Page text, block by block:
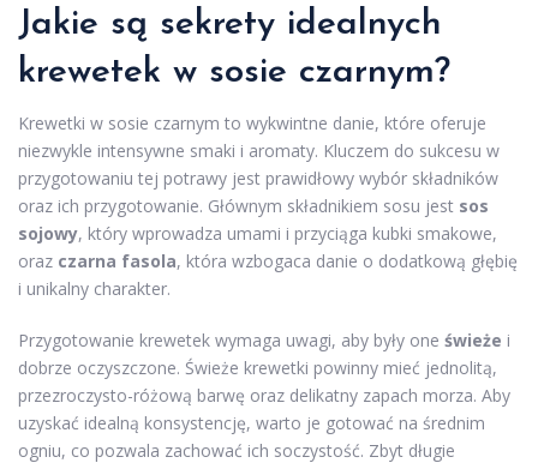
Jakie są sekrety idealnych
krewetek w sosie czarnym?
Krewetki w sosie czarnym to wykwintne danie, które oferuje
niezwykle intensywne smaki i aromaty. Kluczem do sukcesu w
przygotowaniu tej potrawy jest prawidłowy wybór składników
oraz ich przygotowanie. Głównym składnikiem sosu jest sos
sojowy, który wprowadza umami i przyciąga kubki smakowe,
oraz czarna fasola, która wzbogaca danie o dodatkową głębię
i unikalny charakter.
Przygotowanie krewetek wymaga uwagi, aby były one świeże i
dobrze oczyszczone. Świeże krewetki powinny mieć jednolitą,
przezroczysto-różową barwę oraz delikatny zapach morza. Aby
uzyskać idealną konsystencję, warto je gotować na średnim
ogniu, co pozwala zachować ich soczystość. Zbyt długie